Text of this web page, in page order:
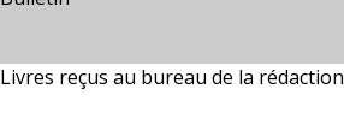
Livres reçus au bureau de la rédaction